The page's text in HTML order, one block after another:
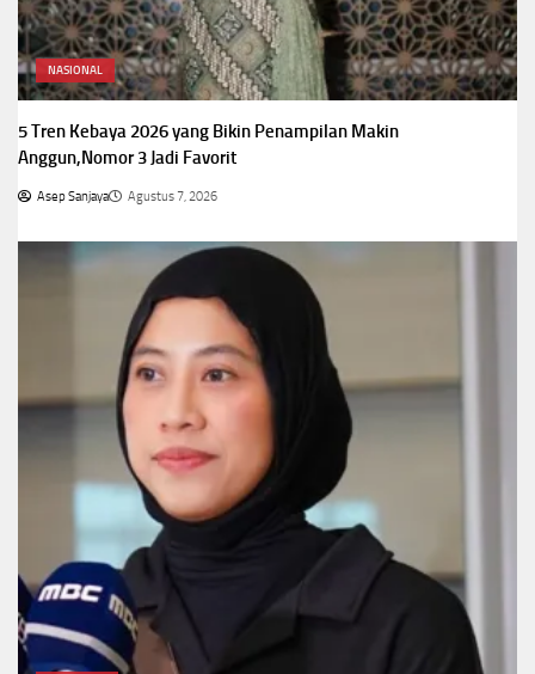
NASIONAL
5 Tren Kebaya 2026 yang Bikin Penampilan Makin
Anggun,Nomor 3 Jadi Favorit
Asep Sanjaya Agustus 7, 2026